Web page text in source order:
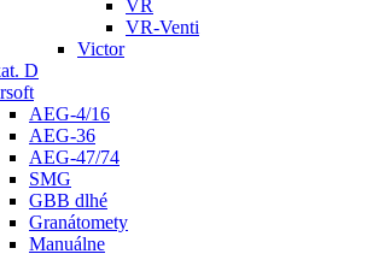
VR
VR-Venti
Victor
D
AEG-4/16
AEG-36
AEG-47/74
SMG
GBB dlhé
Granátomety
Manuálne